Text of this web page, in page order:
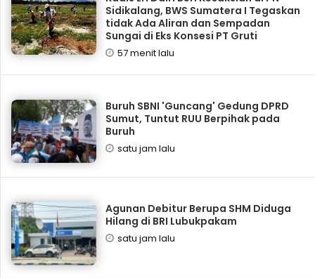
Sidikalang, BWS Sumatera I Tegaskan
tidak Ada Aliran dan Sempadan
Sungai di Eks Konsesi PT Gruti
57 menit lalu
Buruh SBNI 'Guncang' Gedung DPRD
Sumut, Tuntut RUU Berpihak pada
Buruh
satu jam lalu
Agunan Debitur Berupa SHM Diduga
Hilang di BRI Lubukpakam
satu jam lalu